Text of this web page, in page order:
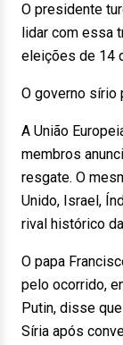
O presidente
lidar com essa
eleições de 14
O governo sírio
A União
membros
resgate. O
Unido, Israel,
rival histórico
O papa
pelo ocorrido,
Putin, disse
Síria após